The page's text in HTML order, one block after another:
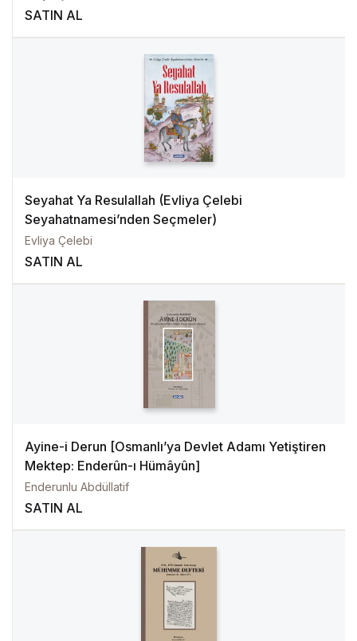
SATIN AL
Seyahat Ya Resulallah (Evliya Çelebi
Seyahatnamesi’nden Seçmeler)
Evliya Çelebi
SATIN AL
Ayine-i Derun [Osmanlı’ya Devlet Adamı Yetiştiren
Mektep: Enderûn-ı Hümâyûn]
Enderunlu Abdüllatif
SATIN AL